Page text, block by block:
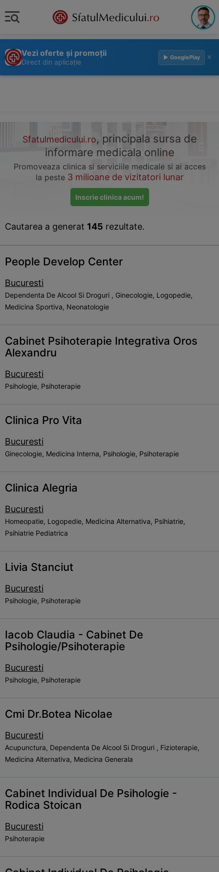
Vezi oferte și promoții
Direct din aplicație
▶ GooglePlay ×
Sfatulmedicului.ro, principala sursa de
informare medicala online
Promoveaza clinica si serviciile medicale si ai acces
la peste 3 milioane de vizitatori lunar
Inscrie clinica acum!
Cautarea a generat 145 rezultate.
People Develop Center
Bucuresti
Dependenta De Alcool Si Droguri , Ginecologie, Logopedie,
Medicina Sportiva, Neonatologie
Cabinet Psihoterapie Integrativa Oros
Alexandru
Bucuresti
Psihologie, Psihoterapie
Clinica Pro Vita
Bucuresti
Ginecologie, Medicina Interna, Psihologie, Psihoterapie
Clinica Alegria
Bucuresti
Homeopatie, Logopedie, Medicina Alternativa, Psihiatrie,
Psihiatrie Pediatrica
Livia Stanciut
Bucuresti
Psihologie, Psihoterapie
Iacob Claudia - Cabinet De
Psihologie/Psihoterapie
Bucuresti
Psihologie, Psihoterapie
Cmi Dr.Botea Nicolae
Bucuresti
Acupunctura, Dependenta De Alcool Si Droguri , Fizioterapie,
Medicina Alternativa, Medicina Generala
Cabinet Individual De Psihologie -
Rodica Stoican
Bucuresti
Psihoterapie